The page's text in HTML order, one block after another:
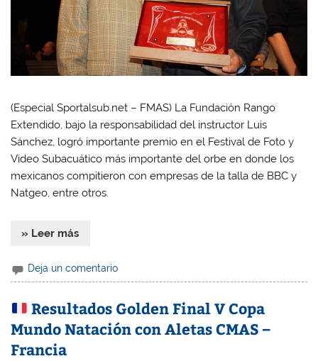
(Especial Sportalsub.net – FMAS) La Fundación Rango
Extendido, bajo la responsabilidad del instructor Luis
Sánchez, logró importante premio en el Festival de Foto y
Video Subacuático más importante del orbe en donde los
mexicanos compitieron con empresas de la talla de BBC y
Natgeo, entre otros.
» Leer más
Deja un comentario
Resultados Golden Final V Copa
Mundo Natación con Aletas CMAS –
Francia